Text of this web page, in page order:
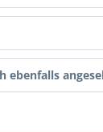
ebenfalls